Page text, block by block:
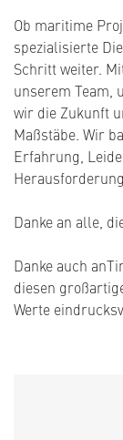
Ob maritime
spezialisierte
Schritt weiter.
unserem Team,
wir die Zukunft
Maßstäbe. Wir
Erfahrung,
Danke an alle,
Danke auch an
diesen
Werte